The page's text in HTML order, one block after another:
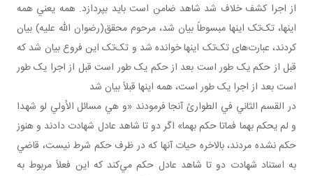
از اجرا کشف خلاف شد شاهد ضامن است بايد بپردازد. همه يعني همه
اينها، تک‌تک اينها مبسوطاً بيان شد، مرحوم محقق(رضوان الله عليه) بيان
کردند، عبارت‌های تک‌تک اينها خوانده شد و تک‌تک اين فروع بيان شد که
قبل از حکم يک طور است بعد از حکم يک طور است قبل از اجرا يک طور
است بعد از اجرا يک طور است، همه اينها قبلاً بيان شد
در القسم الثاني في الطوارئ آنجا فرمودند «و هي مسائل الأولي لو شهدا
و لم يحکم بهما فماتا حکم بهما» اگر دو تا شاهد عادل شهادت دادند و هنوز
حکم نشده مردند، بالاخره حيات آنها که در ظرف حکم شرط نيست، قاضي
به استناد شهادت دو تا شاهد عادل حکم مي‌کند که اين فعلاً مربوط به